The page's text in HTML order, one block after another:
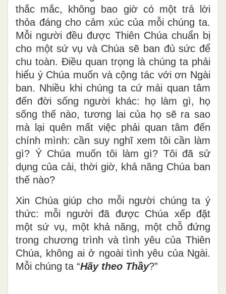
thắc mắc, không bao giờ có một trả lời
thỏa đáng cho cảm xúc của mỗi chúng ta.
Mỗi người đều được Thiên Chúa chuẩn bị
cho một sứ vụ và Chúa sẽ ban đủ sức để
chu toàn. Điều quan trọng là chúng ta phải
hiểu ý Chúa muốn và cộng tác với ơn Ngài
ban. Nhiều khi chúng ta cứ mải quan tâm
đến đời sống người khác: họ làm gì, họ
sống thế nào, tương lai của họ sẽ ra sao
mà lại quên mất việc phải quan tâm đến
chính mình: cần suy nghĩ xem tôi cần làm
gì? Ý Chúa muốn tôi làm gì? Tôi đã sử
dụng của cải, thời giờ, khả năng Chúa ban
thế nào?
Xin Chúa giúp cho mỗi người chúng ta ý
thức: mỗi người đã được Chúa xếp đặt
một sứ vụ, một khả năng, một chỗ đứng
trong chương trình và tình yêu của Thiên
Chúa, không ai ở ngoài tình yêu của Ngài.
Mỗi chúng ta “Hãy theo Thầy?”